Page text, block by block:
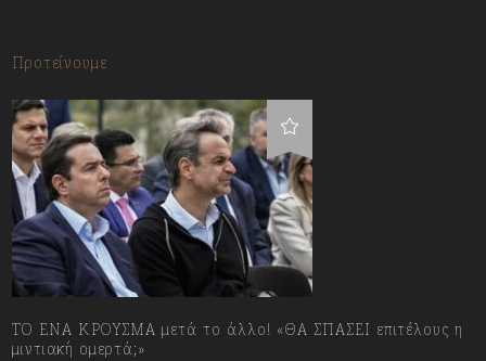
Προτείνουμε
ΤΟ ΕΝΑ ΚΡΟΥΣΜΑ μετά το άλλο! «ΘΑ ΣΠΑΣΕΙ επιτέλους η
μιντιακή ομερτά;»